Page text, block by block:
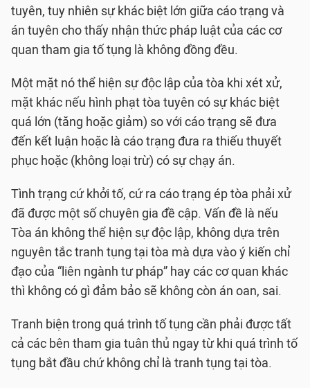
tuyên, tuy nhiên sự khác biệt lớn giữa cáo trạng và
án tuyên cho thấy nhận thức pháp luật của các cơ
quan tham gia tố tụng là không đồng đều.
Một mặt nó thể hiện sự độc lập của tòa khi xét xử,
mặt khác nếu hình phạt tòa tuyên có sự khác biệt
quá lớn (tăng hoặc giảm) so với cáo trạng sẽ đưa
đến kết luận hoặc là cáo trạng đưa ra thiếu thuyết
phục hoặc (không loại trừ) có sự chạy án.
Tình trạng cứ khởi tố, cứ ra cáo trạng ép tòa phải xử
đã được một số chuyên gia đề cập. Vấn đề là nếu
Tòa án không thể hiện sự độc lập, không dựa trên
nguyên tắc tranh tụng tại tòa mà dựa vào ý kiến chỉ
đạo của “liên ngành tư pháp” hay các cơ quan khác
thì không có gì đảm bảo sẽ không còn án oan, sai.
Tranh biện trong quá trình tố tụng cần phải được tất
cả các bên tham gia tuân thủ ngay từ khi quá trình tố
tụng bắt đầu chứ không chỉ là tranh tụng tại tòa.